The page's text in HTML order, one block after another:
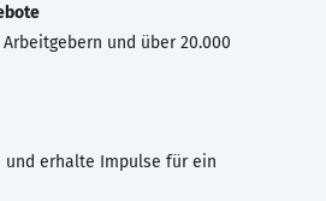
und über 20.000
und erhalte Impulse für ein